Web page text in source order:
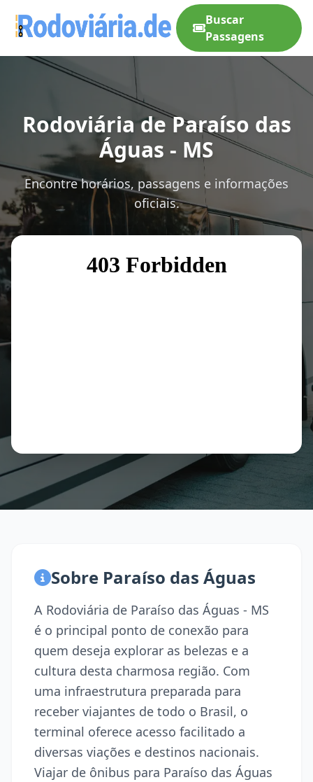
Buscar
Passagens
Rodoviária de Paraíso das
Águas - MS
Encontre horários, passagens e informações
oficiais.
Sobre Paraíso das Águas
A Rodoviária de Paraíso das Águas - MS
é o principal ponto de conexão para
quem deseja explorar as belezas e a
cultura desta charmosa região. Com
uma infraestrutura preparada para
receber viajantes de todo o Brasil, o
terminal oferece acesso facilitado a
diversas viações e destinos nacionais.
Viajar de ônibus para Paraíso das Águas